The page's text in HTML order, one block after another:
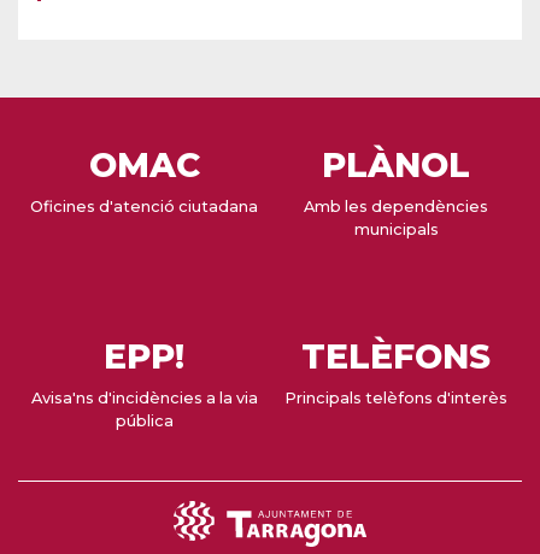
OMAC
Oficines d'atenció ciutadana
PLÀNOL
Amb les dependències
municipals
EPP!
Avisa'ns d'incidències a la via
pública
TELÈFONS
Principals telèfons d'interès